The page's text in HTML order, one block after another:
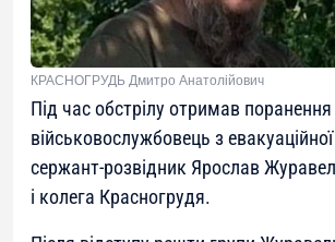
КРАСНОГРУДЬ Дмитро Анатолійович
Під час обстрілу отримав поранення
військовослужбовець з
сержант-розвідник Ярослав
і колега Красногрудя.